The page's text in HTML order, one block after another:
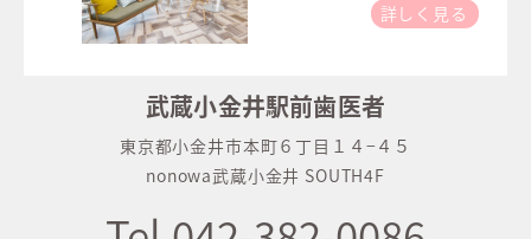
詳しく見る
武蔵小金井駅前歯医者
東京都小金井市本町６丁目１４−４５
nonowa武蔵小金井 SOUTH4F